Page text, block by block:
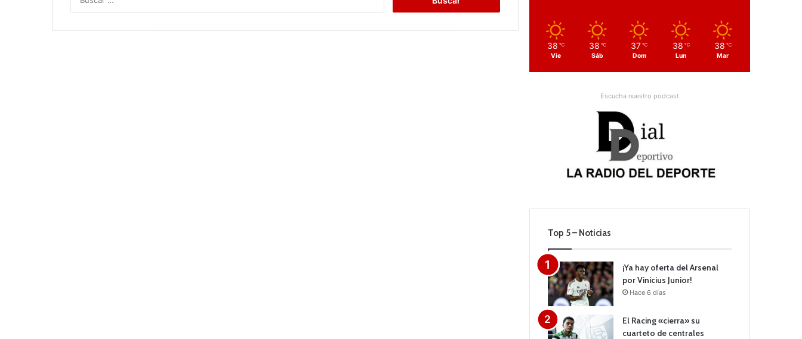
c
38 ℃
Vie
38 ℃
Sáb
37 ℃
Dom
38 ℃
Lun
38 ℃
Mar
Escucha nuestro podcast
Top 5 – Noticias
¡Ya hay oferta del Arsenal
por Vinicius Junior!
Hace 6 días
El Racing «cierra» su
cuarteto de centrales